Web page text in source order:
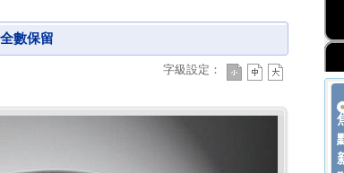
數保留
字級設定：